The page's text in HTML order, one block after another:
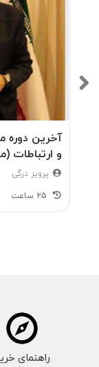
آخرین دوره
و ارتباطات
پرویز درگی
راهنمای